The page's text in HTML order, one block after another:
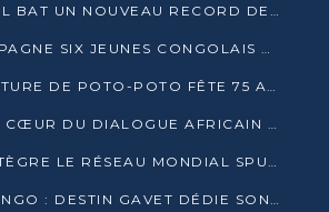
CONGO TERMINAL BAT UN NOUVEAU RECORD DE PRODUCTIVITÉ AU PORT DE POINTE-NOIRE
LA SNPC ACCOMPAGNE SIX JEUNES CONGOLAIS AUX OLYMPIADES PANAFRICAINES DE MATHÉMATIQUES
L’ÉCOLE DE PEINTURE DE POTO-POTO FÊTE 75 ANS AU SERVICE DE L’ART CONGOLAIS
BRAZZAVILLE AU CŒUR DU DIALOGUE AFRICAIN SUR LES OBJECTIFS DE DÉVELOPPEMENT DURABLE
RUDE NGOMA INTÈGRE LE RÉSEAU MONDIAL SPUTNIK PRO APRÈS UNE FORMATION À MOSCOU
LUMIÈRES DU CONGO : DESTIN GAVET DÉDIE SON PRIX À L’UNITÉ NATIONALE ET À LA JEUNESSE